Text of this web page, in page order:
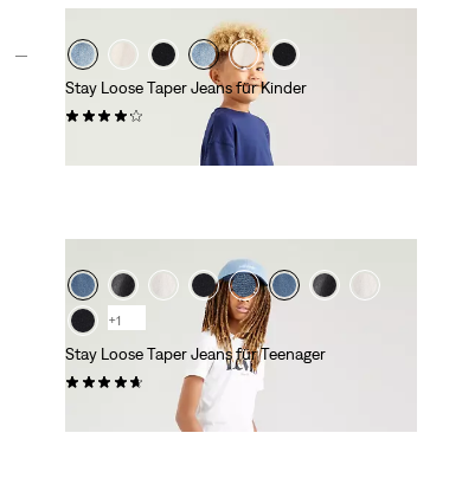
Stay Loose Taper Jeans für Kinder
+1
Stay Loose Taper Jeans für Teenager